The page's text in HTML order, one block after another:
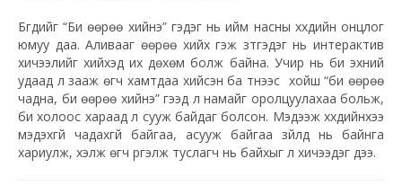
Бүгдийг “Би өөрөө хийнэ” гэдэг нь ийм насны хүүхдийн онцлог
юмуу даа. Аливааг өөрөө хийх гэж зүтгэдэг нь интерактив
хичээлийг хийхэд их дөхөм болж байна. Учир нь би эхний
удаад л зааж өгч хамтдаа хийсэн ба түүнээс хойш “би өөрөө
чадна, би өөрөө хийнэ” гээд л намайг оролцуулахаа больж,
би холоос хараад л сууж байдаг болсон. Мэдээж хүүхдийнхээ
мэдэхгүй чадахгүй байгаа, асууж байгаа зүйлд нь байнга
хариулж, хэлж өгч үргэлж туслагч нь байхыг л хичээдэг дээ.